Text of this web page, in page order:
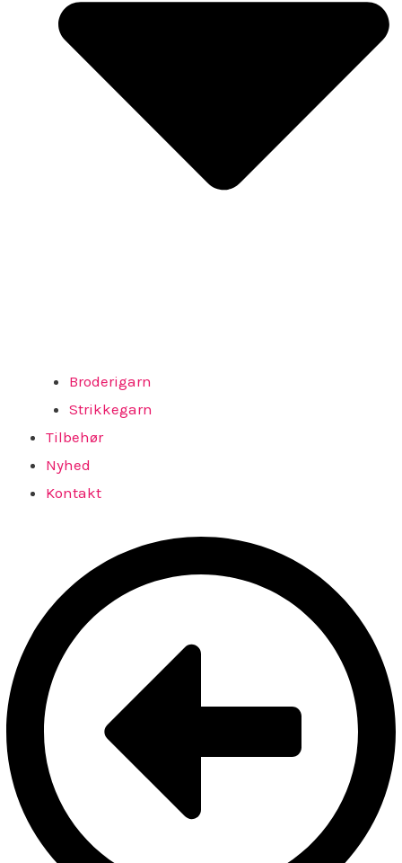
Broderigarn
Strikkegarn
Tilbehør
Nyhed
Kontakt